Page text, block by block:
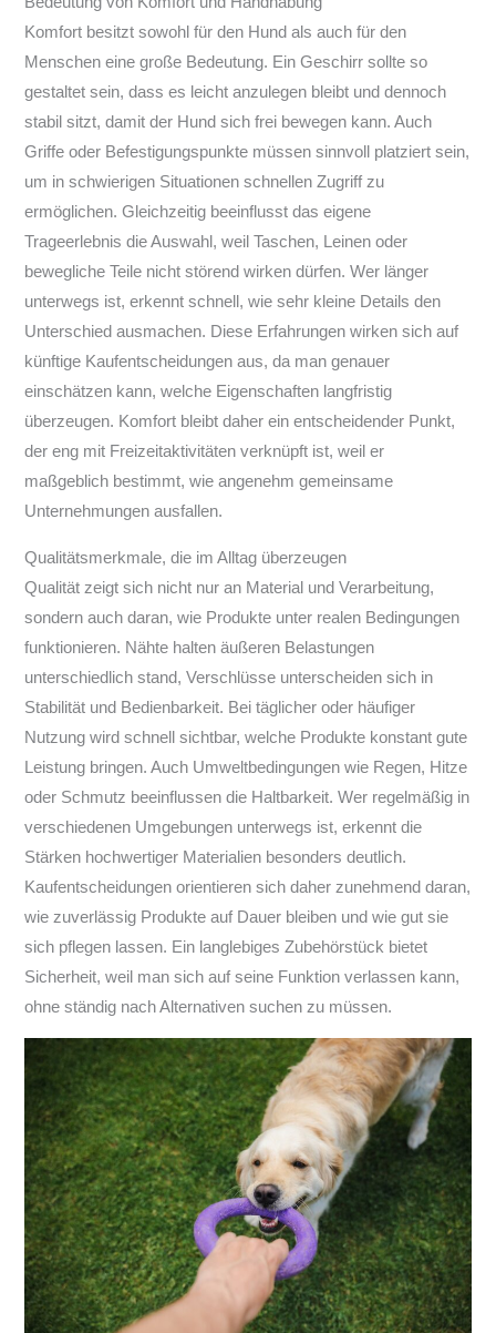
Komfort besitzt sowohl für den Hund als auch für den
Menschen eine große Bedeutung. Ein Geschirr sollte so
gestaltet sein, dass es leicht anzulegen bleibt und dennoch
stabil sitzt, damit der Hund sich frei bewegen kann. Auch
Griffe oder Befestigungspunkte müssen sinnvoll platziert sein,
um in schwierigen Situationen schnellen Zugriff zu
ermöglichen. Gleichzeitig beeinflusst das eigene
Trageerlebnis die Auswahl, weil Taschen, Leinen oder
bewegliche Teile nicht störend wirken dürfen. Wer länger
unterwegs ist, erkennt schnell, wie sehr kleine Details den
Unterschied ausmachen. Diese Erfahrungen wirken sich auf
künftige Kaufentscheidungen aus, da man genauer
einschätzen kann, welche Eigenschaften langfristig
überzeugen. Komfort bleibt daher ein entscheidender Punkt,
der eng mit Freizeitaktivitäten verknüpft ist, weil er
maßgeblich bestimmt, wie angenehm gemeinsame
Unternehmungen ausfallen.
Qualitätsmerkmale, die im Alltag überzeugen
Qualität zeigt sich nicht nur an Material und Verarbeitung,
sondern auch daran, wie Produkte unter realen Bedingungen
funktionieren. Nähte halten äußeren Belastungen
unterschiedlich stand, Verschlüsse unterscheiden sich in
Stabilität und Bedienbarkeit. Bei täglicher oder häufiger
Nutzung wird schnell sichtbar, welche Produkte konstant gute
Leistung bringen. Auch Umweltbedingungen wie Regen, Hitze
oder Schmutz beeinflussen die Haltbarkeit. Wer regelmäßig in
verschiedenen Umgebungen unterwegs ist, erkennt die
Stärken hochwertiger Materialien besonders deutlich.
Kaufentscheidungen orientieren sich daher zunehmend daran,
wie zuverlässig Produkte auf Dauer bleiben und wie gut sie
sich pflegen lassen. Ein langlebiges Zubehörstück bietet
Sicherheit, weil man sich auf seine Funktion verlassen kann,
ohne ständig nach Alternativen suchen zu müssen.